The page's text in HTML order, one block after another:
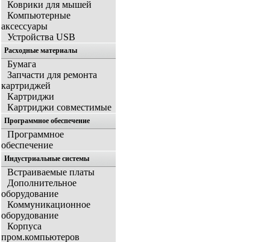
Коврики для мышей
Компьютерные
аксессуары
Устройства USB
Расходные материалы
Бумага
Запчасти для ремонта
картриджей
Картриджи
Картриджи совместимые
Программное обеспечение
Программное
обеспечение
Индустриальные системы
Встраиваемые платы
Дополнительное
оборудование
Коммуникационное
оборудование
Корпуса
пром.компьютеров